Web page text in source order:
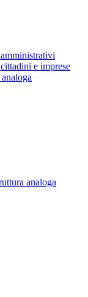
e imprese
analoga